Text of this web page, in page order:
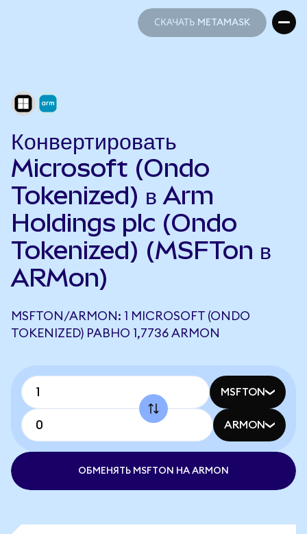
СКАЧАТЬ METAMASK
Конвертировать
Microsoft (Ondo
Tokenized) в Arm
Holdings plc (Ondo
Tokenized) (MSFTon в
ARMon)
MSFTON/ARMON: 1 MICROSOFT (ONDO
TOKENIZED) РАВНО 1,7736 ARMON
MSFTON
ARMON
ОБМЕНЯТЬ MSFTON НА ARMON